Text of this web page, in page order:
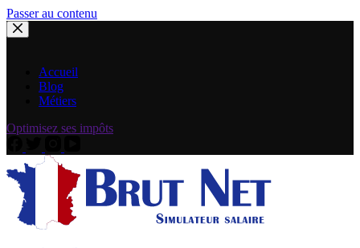
Passer au contenu
Accueil
Blog
Métiers
Optimisez ses impôts